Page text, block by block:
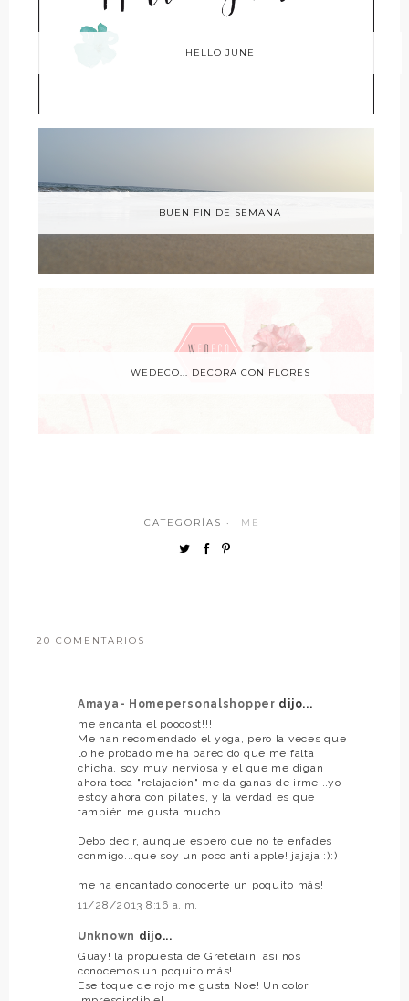
HELLO JUNE
BUEN FIN DE SEMANA
WEDECO... DECORA CON FLORES
CATEGORÍAS · ME
20 COMENTARIOS
Amaya- Homepersonalshopper dijo...
me encanta el poooost!!!
Me han recomendado el yoga, pero la veces que
lo he probado me ha parecido que me falta
chicha, soy muy nerviosa y el que me digan
ahora toca "relajación" me da ganas de irme...yo
estoy ahora con pilates, y la verdad es que
también me gusta mucho.
Debo decir, aunque espero que no te enfades
conmigo...que soy un poco anti apple! jajaja :):)
me ha encantado conocerte un poquito más!
11/28/2013 8:16 a. m.
Unknown dijo...
Guay! la propuesta de Gretelain, así nos
conocemos un poquito más!
Ese toque de rojo me gusta Noe! Un color